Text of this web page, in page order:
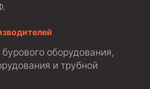
оборудования,
и трубной